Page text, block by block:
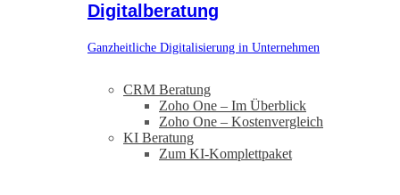
Digitalberatung
Ganzheitliche Digitalisierung in Unternehmen
CRM Beratung
Zoho One – Im Überblick
Zoho One – Kostenvergleich
KI Beratung
Zum KI-Komplettpaket